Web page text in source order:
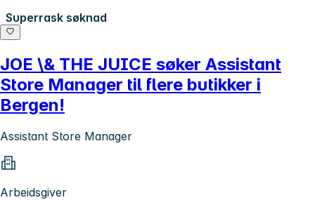
Superrask søknad
JOE \& THE JUICE søker Assistant
Store Manager til flere butikker i
Bergen!
Assistant Store Manager
Arbeidsgiver